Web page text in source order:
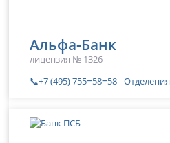
Альфа-Банк
лицензия № 1326
📞+7 (495) 755‒58‒58 Отделения